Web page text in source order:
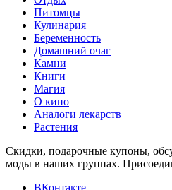
Питомцы
Кулинария
Беременность
Домашний очаг
Камни
Книги
Магия
О кино
Аналоги лекарств
Растения
Скидки, подарочные купоны,
моды в наших группах.
ВКонтакте